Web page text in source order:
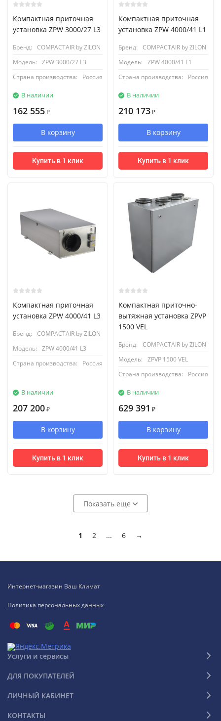
Компактная приточная
установка ZPW 3000/27 L3
Бренд:
COMPACTAIR by ZILON
Модель:
ZPW 3000/27 L3
Страна производства:
Россия
В наличии
162 555 ₽
В корзину
Купить в 1 клик
Компактная приточная
установка ZPW 4000/41 L1
Бренд:
COMPACTAIR by ZILON
Модель:
ZPW 4000/41 L1
Страна производства:
Россия
В наличии
210 173 ₽
В корзину
Купить в 1 клик
Компактная приточная
установка ZPW 4000/41 L3
Бренд:
COMPACTAIR by ZILON
Модель:
ZPW 4000/41 L3
Страна производства:
Россия
В наличии
207 200 ₽
В корзину
Купить в 1 клик
Компактная приточно-
вытяжная установка ZPVP
1500 VEL
Бренд:
COMPACTAIR by ZILON
Модель:
ZPVP 1500 VEL
Страна производства:
Россия
В наличии
629 391 ₽
В корзину
Купить в 1 клик
Показать еще
1 2 ... 6 →
Интернет-магазин Ваш Климат
Политика персональных данных
Услуги и сервисы
ДЛЯ ПОКУПАТЕЛЕЙ
ЛИЧНЫЙ КАБИНЕТ
КОНТАКТЫ